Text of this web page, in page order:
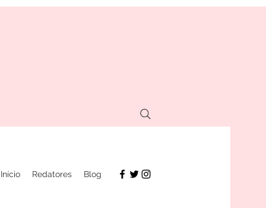
Início Redatores Blog